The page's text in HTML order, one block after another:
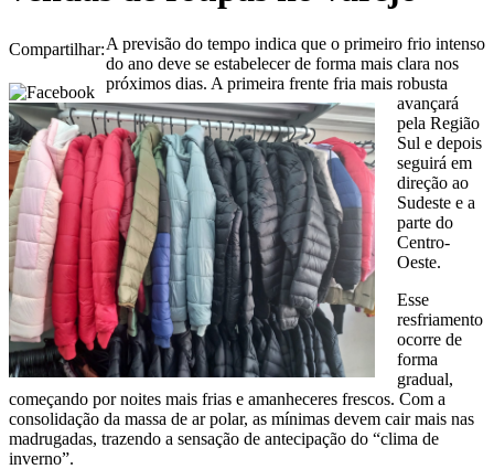
Compartilhar:A previsão do tempo indica que o primeiro frio intenso
do ano deve se estabelecer de forma mais clara nos
próximos dias. A primeira frente fria mais robusta
avançará
pela Região
Sul e depois
seguirá em
direção ao
Sudeste e a
parte do
Centro-
Oeste.
Esse
resfriamento
ocorre de
forma
gradual,
começando por noites mais frias e amanheceres frescos. Com a
consolidação da massa de ar polar, as mínimas devem cair mais nas
madrugadas, trazendo a sensação de antecipação do “clima de
inverno”.